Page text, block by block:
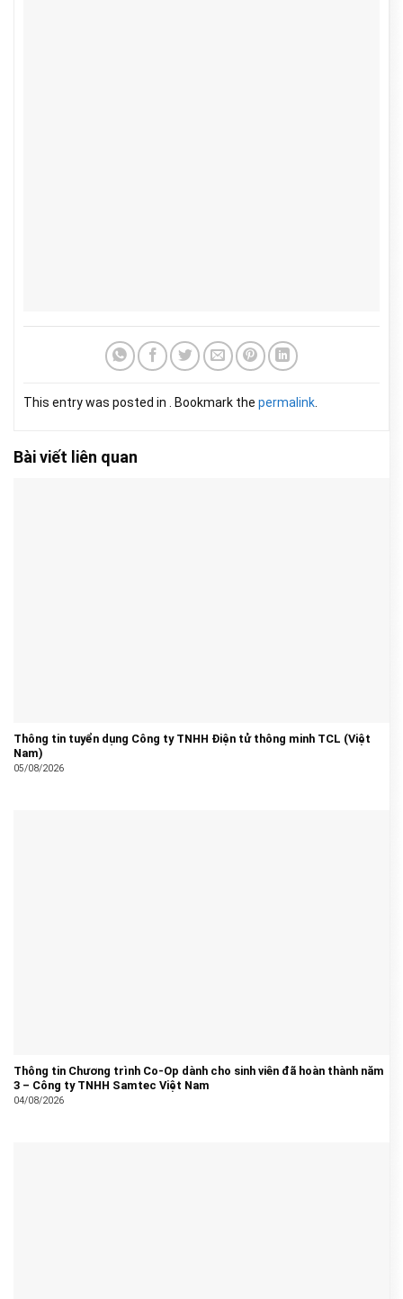
This entry was posted in . Bookmark the permalink
Bài viết liên quan
Thông tin tuyển dụng Công ty TNHH Điện tử thông minh TCL (Việt
Nam)
05/08/2026
Thông tin Chương trình Co-Op dành cho sinh viên đã hoàn thành năm
3 – Công ty TNHH Samtec Việt Nam
04/08/2026